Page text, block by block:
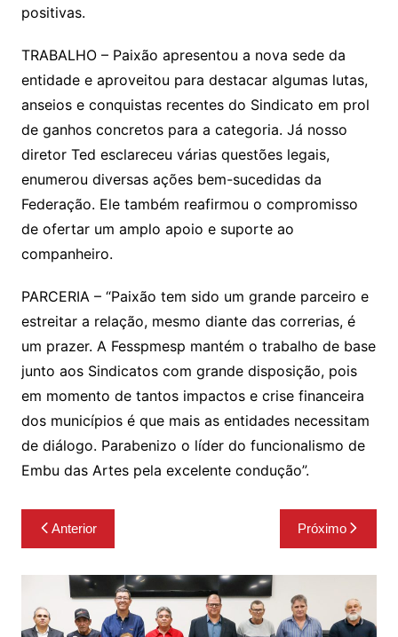
positivas.
TRABALHO – Paixão apresentou a nova sede da
entidade e aproveitou para destacar algumas lutas,
anseios e conquistas recentes do Sindicato em prol
de ganhos concretos para a categoria. Já nosso
diretor Ted esclareceu várias questões legais,
enumerou diversas ações bem-sucedidas da
Federação. Ele também reafirmou o compromisso
de ofertar um amplo apoio e suporte ao
companheiro.
PARCERIA – “Paixão tem sido um grande parceiro e
estreitar a relação, mesmo diante das correrias, é
um prazer. A Fesspmesp mantém o trabalho de base
junto aos Sindicatos com grande disposição, pois
em momento de tantos impactos e crise financeira
dos municípios é que mais as entidades necessitam
de diálogo. Parabenizo o líder do funcionalismo de
Embu das Artes pela excelente condução”.
Navegação
de
Post
Anterior Próximo